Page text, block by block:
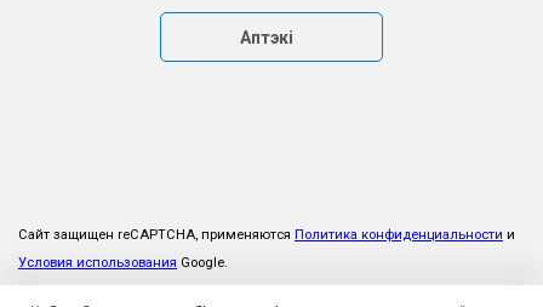
Аптэкі
Сайт защищен reCAPTCHA, применяются Политика конфиденциальности и
Условия использования Google.